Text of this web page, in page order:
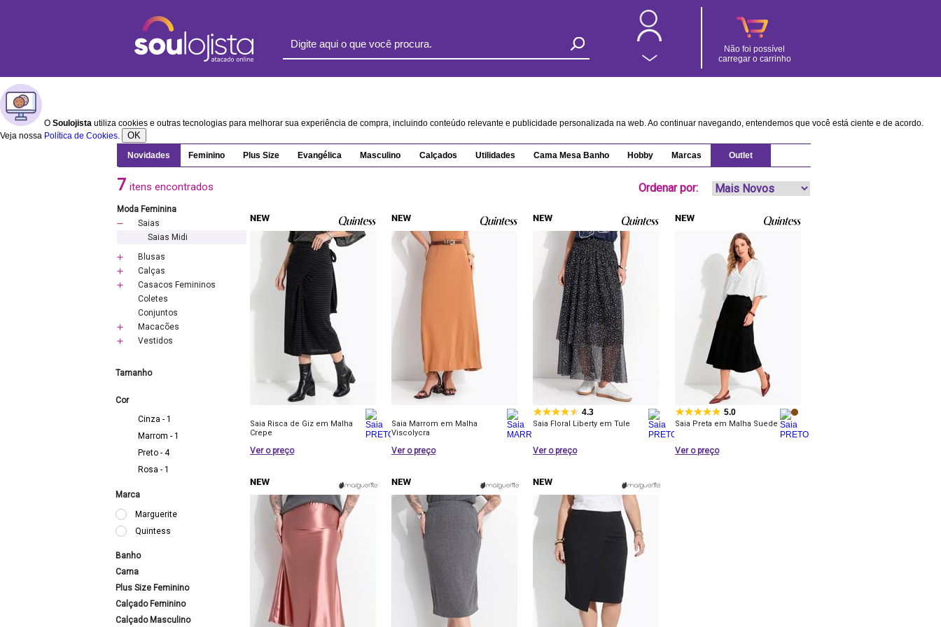
Não foi possível
carregar o carrinho
O Soulojista utiliza cookies e outras tecnologias para melhorar sua experiência de compra, incluindo conteúdo relevante e publicidade personalizada na web. Ao continuar navegando, entendemos que você está ciente e de acordo.
Veja nossa Política de Cookies. OK
Novidades Feminino Plus Size Evangélica Masculino Calçados Utilidades Cama Mesa Banho Hobby Marcas Outlet
7 itens encontrados Ordenar por:
Moda Feminina
Saias
Saias Midi
Blusas
Calças
Casacos Femininos
Coletes
Conjuntos
Macacões
Vestidos
Tamanho
Cor
Cinza - 1
Marrom - 1
Preto - 4
Rosa - 1
Marca
Marguerite
Quintess
Banho
Cama
Plus Size Feminino
Calçado Feminino
Calçado Masculino
Saia Risca de Giz em Malha
Crepe
Ver o preço
Saia Marrom em Malha
Viscolycra
Ver o preço
4.3
Saia Floral Liberty em Tule
Ver o preço
5.0
Saia Preta em Malha Suede
Ver o preço